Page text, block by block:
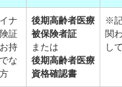
ナ
証
持
な
後期高齢者医療
被保険者証
または
後期高齢者医療
資格確認書
※
関
し